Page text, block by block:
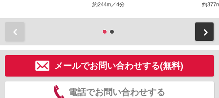
約244m／4分 約
メールでお問い合わせする(無料)
電話でお問い合わせする